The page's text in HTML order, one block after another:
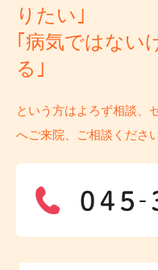
りたい｣
｢病気ではない
る｣
という方はよろず相談、
へご来院、ご相談くださ